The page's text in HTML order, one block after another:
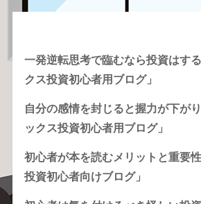
一発逆転思考で臨むなら投資はす
クス投資初心者用ブログ」
自分の感情を封じると握力が下が
ックス投資初心者用ブログ」
初心者が本を読むメリットと重要
投資初心者向けブログ」